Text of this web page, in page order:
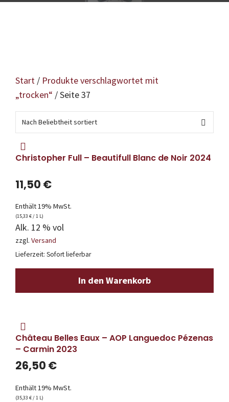
Start / Produkte verschlagwortet mit
„trocken“ / Seite 37
Christopher Full – Beautifull Blanc de Noir 2024
11,50 €
Enthält 19% MwSt.
(15,33 €/ 1 L)
Alk. 12 % vol
zzgl. Versand
Lieferzeit: Sofort lieferbar
In den Warenkorb
Château Belles Eaux – AOP Languedoc Pézenas
– Carmin 2023
26,50 €
Enthält 19% MwSt.
(35,33 € / 1 L)